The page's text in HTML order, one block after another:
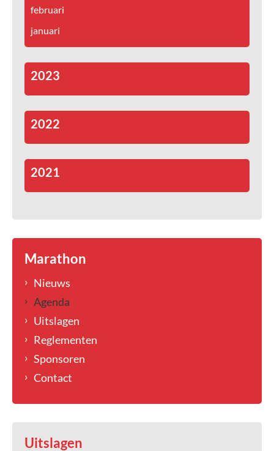
februari
januari
2023
2022
2021
Marathon
Nieuws
Agenda
Uitslagen
Reglementen
Sponsoren
Contact
Uitslagen